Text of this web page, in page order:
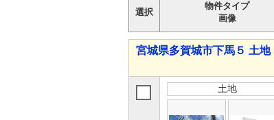
選択
物件タイプ
画像
宮城県多賀城市下馬５ 土地
土地